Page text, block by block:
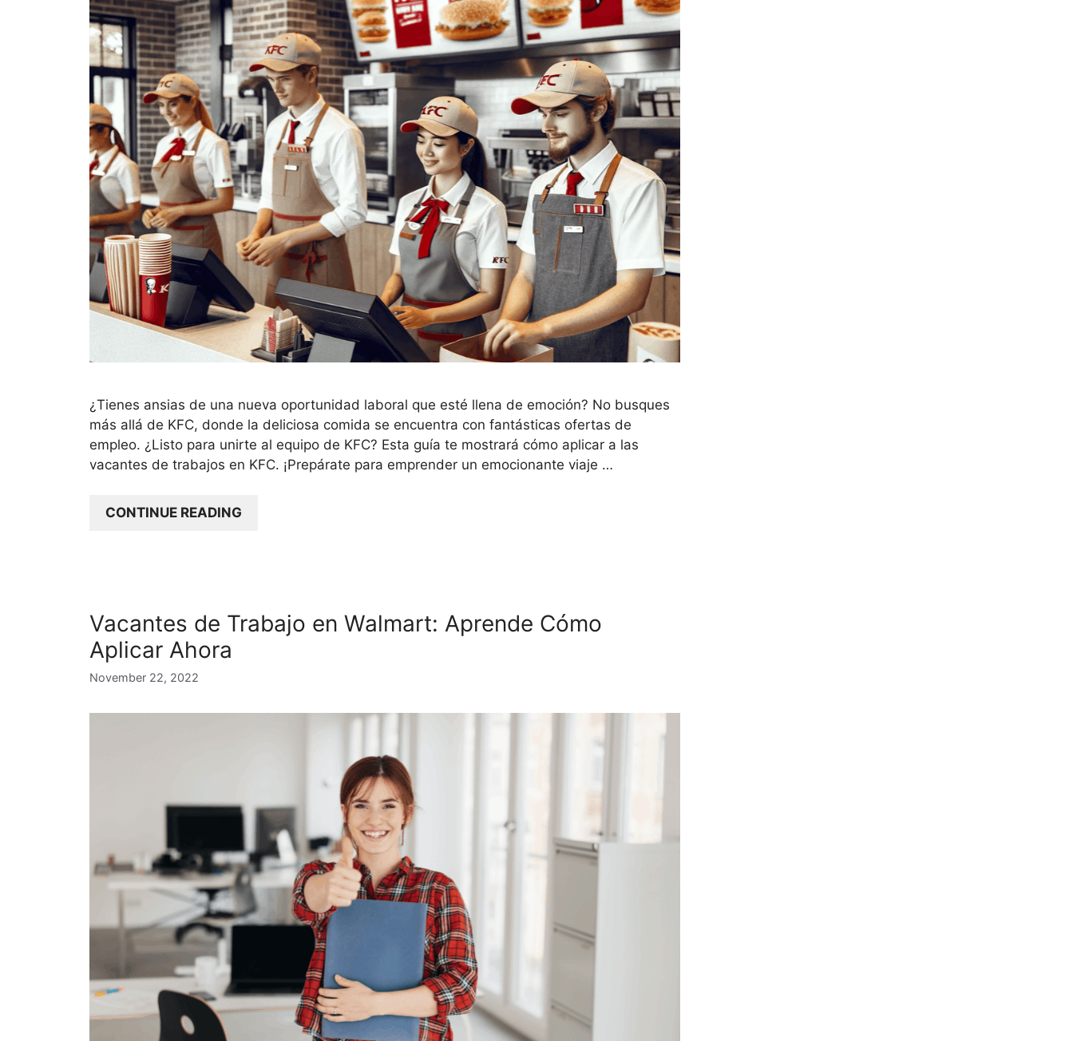
¿Tienes ansias de una nueva oportunidad laboral que esté llena de emoción? No busques
más allá de KFC, donde la deliciosa comida se encuentra con fantásticas ofertas de
empleo. ¿Listo para unirte al equipo de KFC? Esta guía te mostrará cómo aplicar a las
vacantes de trabajos en KFC. ¡Prepárate para emprender un emocionante viaje …
CONTINUE READING
Vacantes de Trabajo en Walmart: Aprende Cómo
Aplicar Ahora
November 22, 2022